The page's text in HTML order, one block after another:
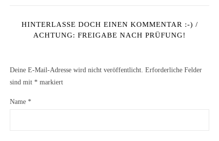
HINTERLASSE DOCH EINEN KOMMENTAR :-) /
ACHTUNG: FREIGABE NACH PRÜFUNG!
Deine E-Mail-Adresse wird nicht veröffentlicht. Erforderliche Felder
sind mit * markiert
Name *